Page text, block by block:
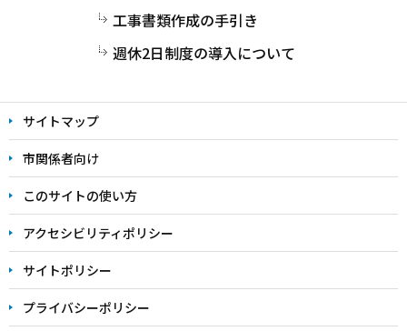
工事書類作成の手引き
週休2日制度の導入について
サイトマップ
市関係者向け
このサイトの使い方
アクセシビリティポリシー
サイトポリシー
プライバシーポリシー